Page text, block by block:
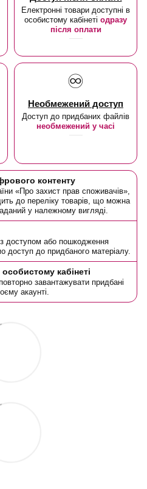
Електронні товари доступні в
особистому кабінеті одразу
після оплати
♾️
Необмежений доступ
Доступ до придбаних файлів
необмежений у часі
контенту
«Про захист прав споживачів»,
до переліку товарів, що можна
у належному вигляді.
доступом або пошкодження
до придбаного матеріалу.
кабінеті
завантажувати придбані
акаунті.